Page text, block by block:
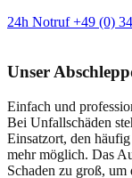
24h Notruf +49 (0)
Unser
Einfach und
Bei Unfallschäden
Einsatzort, den
mehr möglich. Das
Schaden zu groß, um